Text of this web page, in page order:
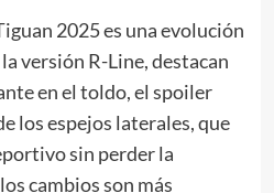
2025 es una evolución
versión R-Line, destacan
en el toldo, el spoiler
los espejos laterales, que
sin perder la
cambios son más